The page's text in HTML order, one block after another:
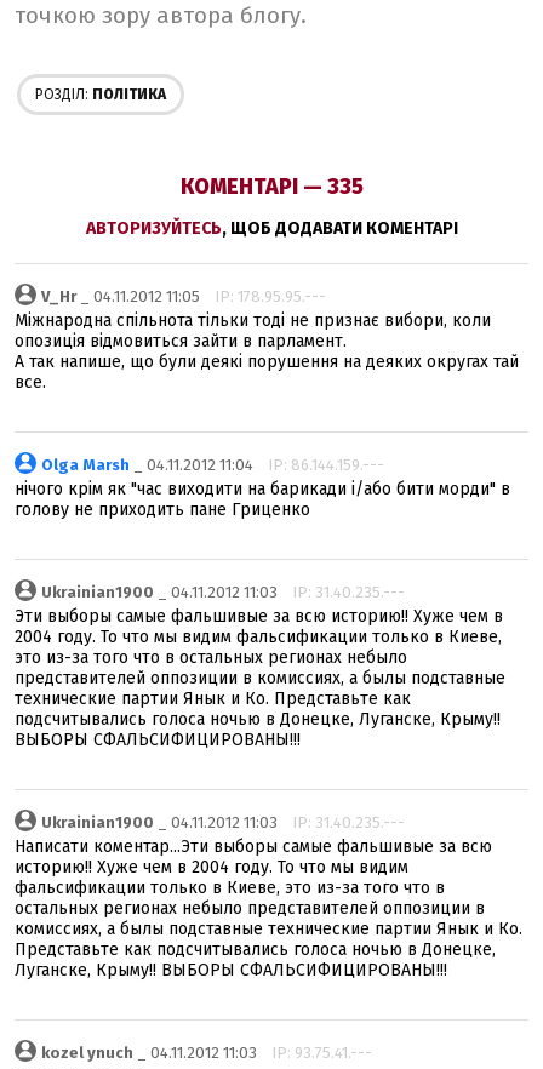
точкою зору автора блогу.
РОЗДІЛ: ПОЛІТИКА
КОМЕНТАРІ — 335
АВТОРИЗУЙТЕСЬ, ЩОБ ДОДАВАТИ КОМЕНТАРІ
V_Hr_ 04.11.2012 11:05 IP: 178.95.95.---
Міжнародна спільнота тільки тоді не признає вибори, коли
опозиція відмовиться зайти в парламент.
А так напише, що були деякі порушення на деяких округах тай
все.
Olga Marsh _ 04.11.2012 11:04 IP: 86.144.159.---
нічого крім як "час виходити на барикади і/або бити морди" в
голову не приходить пане Гриценко
Ukrainian1900 _ 04.11.2012 11:03 IP: 31.40.235.---
Эти выборы самые фальшивые за всю историю!! Хуже чем в
2004 году. То что мы видим фальсификации только в Киеве,
это из-за того что в остальных регионах небыло
представителей оппозиции в комиссиях, а былы подставные
технические партии Янык и Ко. Представьте как
подсчитывались голоса ночью в Донецке, Луганске, Крыму!!
ВЫБОРЫ СФАЛЬСИФИЦИРОВАНЫ!!!
Ukrainian1900 _ 04.11.2012 11:03 IP: 31.40.235.---
Написати коментар...Эти выборы самые фальшивые за всю
историю!! Хуже чем в 2004 году. То что мы видим
фальсификации только в Киеве, это из-за того что в
остальных регионах небыло представителей оппозиции в
комиссиях, а былы подставные технические партии Янык и Ко.
Представьте как подсчитывались голоса ночью в Донецке,
Луганске, Крыму!! ВЫБОРЫ СФАЛЬСИФИЦИРОВАНЫ!!!
kozel ynuch _ 04.11.2012 11:03 IP: 93.75.41.---